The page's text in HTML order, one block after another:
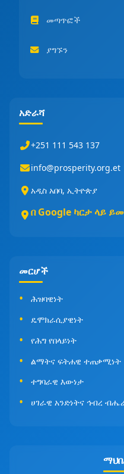
መጣጥፎች
ያግኙን
አድራሻ
+251 111 543 137
info@prosperity.org.et
አዲስ አበባ, ኢትዮጵያ
በ Google ካርታ ላይ
መርሆች
ሕዝባዊነት
ዴሞክራሲያዊነት
የሕግ የበላይነት
ልማትና ፍትሐዊ ተጠቃሚነት
ተግባራዊ እውነታ
ሀገራዊ አንድነትና ኅብረ